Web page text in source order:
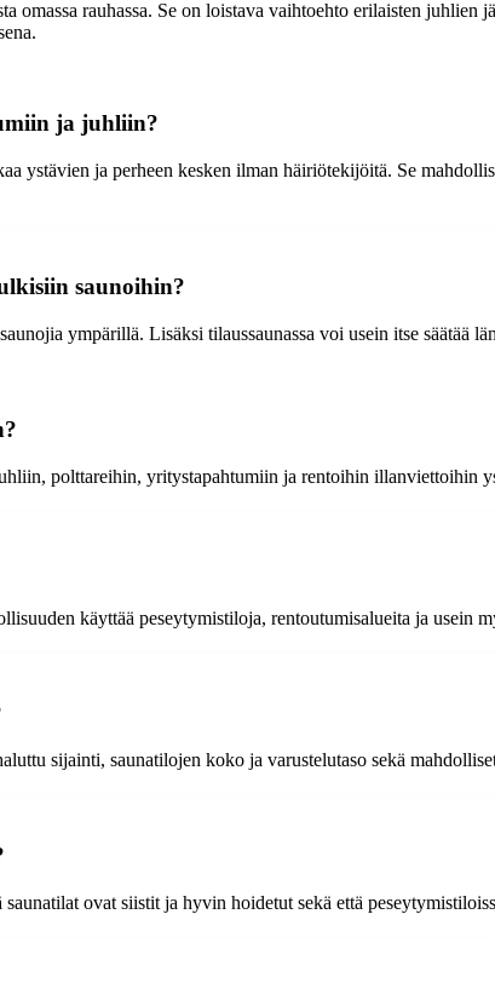
omassa rauhassa. Se on loistava vaihtoehto erilaisten
ja juhliin?
ystävien ja perheen kesken ilman häiriötekijöitä. Se
saunoihin?
ympärillä. Lisäksi tilaussaunassa voi usein itse säätää
polttareihin, yritystapahtumiin ja rentoihin illanviettoihin
käyttää peseytymistiloja, rentoutumisalueita ja usein
sijainti, saunatilojen koko ja varustelutaso sekä
ovat siistit ja hyvin hoidetut sekä että